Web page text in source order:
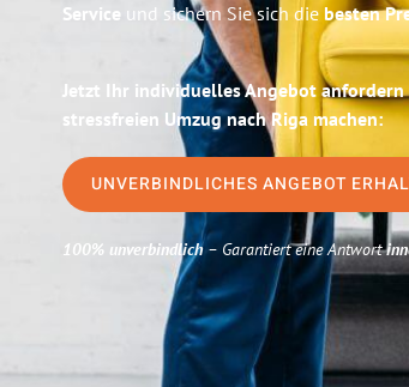
Service und sichern Sie sich die besten
Jetzt Ihr individuelles Angebot
stressfreien Umzug nach Riga machen:
UNVERBINDLICHES ANGEBOT
100% unverbindlich– Garantiert eine Antwort